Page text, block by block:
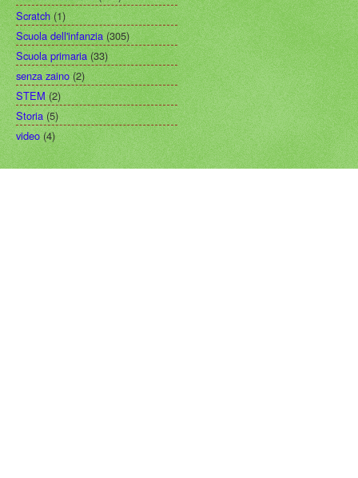
Scratch (1)
Scuola dell'infanzia (305)
Scuola primaria (33)
senza zaino (2)
STEM (2)
Storia (5)
video (4)